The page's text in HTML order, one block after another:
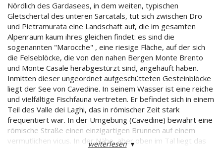
Nördlich des Gardasees, in dem weiten, typischen
Gletschertal des unteren Sarcatals, tut sich zwischen Dro
und Pietramurata eine Landschaft auf, die im gesamten
Alpenraum kaum ihres gleichen findet: es sind die
sogenannten "Marocche" , eine riesige Fläche, auf der sich
die Felseblöcke, die von den nahen Bergen Monte Brento
und Monte Casale herabgestürzt sind, angehäuft haben.
Inmitten dieser ungeordnet aufgeschütteten Gesteinblöcke
liegt der See von Cavedine. In seinem Wasser ist eine reiche
und vielfältige Fischfauna vertreten. Er befindet sich in einem
Teil des Valle dei Laghi, das in römischer Zeit stark
frequentiert war. In der Umgebung (Cavedine) bewahrt eine
römische Straße einen einzigartigen Brunnen auf einem
vermutlichen vicus. In der Nähe, aber oben im Tal liegt das
weiterlesen▾